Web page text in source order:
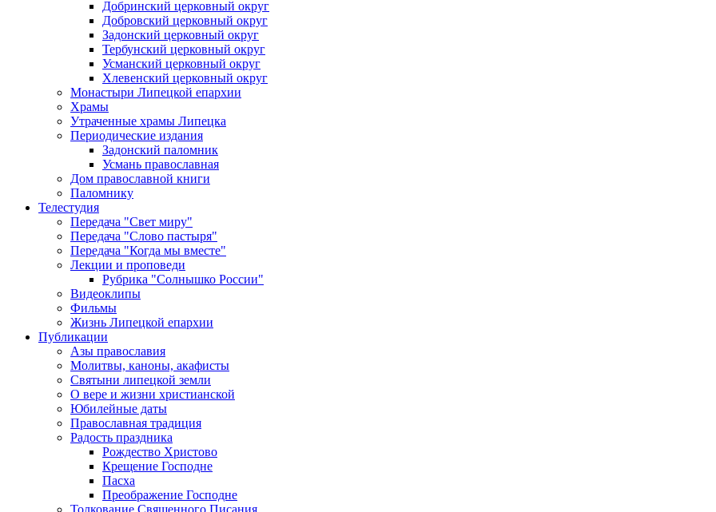
Добринский церковный округ
Добровский церковный округ
Задонский церковный округ
Тербунский церковный округ
Усманский церковный округ
Хлевенский церковный округ
Монастыри Липецкой епархии
Храмы
Утраченные храмы Липецка
Периодические издания
Задонский паломник
Усмань православная
Дом православной книги
Паломнику
Телестудия
Передача "Свет миру"
Передача "Слово пастыря"
Передача "Когда мы вместе"
Лекции и проповеди
Рубрика "Солнышко России"
Видеоклипы
Фильмы
Жизнь Липецкой епархии
Публикации
Азы православия
Молитвы, каноны, акафисты
Святыни липецкой земли
О вере и жизни христианской
Юбилейные даты
Православная традиция
Радость праздника
Рождество Христово
Крещение Господне
Пасха
Преображение Господне
Толкование Священного Писания